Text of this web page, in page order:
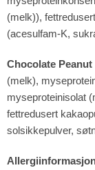
(melk)),
(acesulfam-K,
Chocolate
(melk),
myseproteinisolat
fettredusert
solsikkepulver,